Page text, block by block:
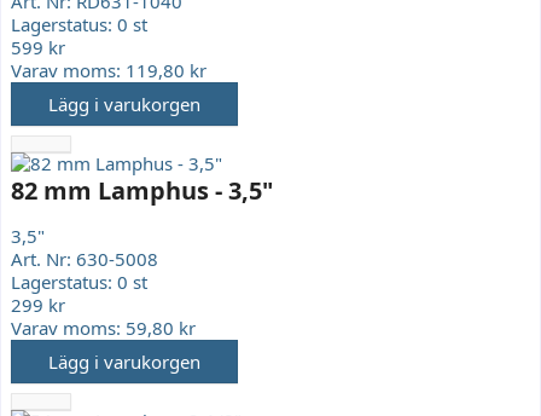
Lagerstatus: 0 st
599 kr
Varav moms: 119,80 kr
Lägg i varukorgen
82 mm Lamphus - 3,5"
3,5"
Art. Nr: 630-5008
Lagerstatus: 0 st
299 kr
Varav moms: 59,80 kr
Lägg i varukorgen